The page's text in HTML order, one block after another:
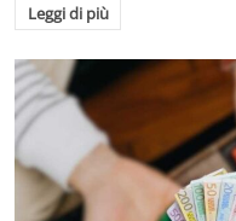
Leggi di più